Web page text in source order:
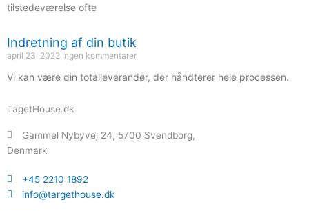
tilstedeværelse ofte
Indretning af din butik
april 23, 2022 Ingen kommentarer
Vi kan være din totalleverandør, der håndterer hele processen.
TagetHouse.dk
Gammel Nybyvej 24, 5700 Svendborg,
Denmark
+45 2210 1892
info@targethouse.dk